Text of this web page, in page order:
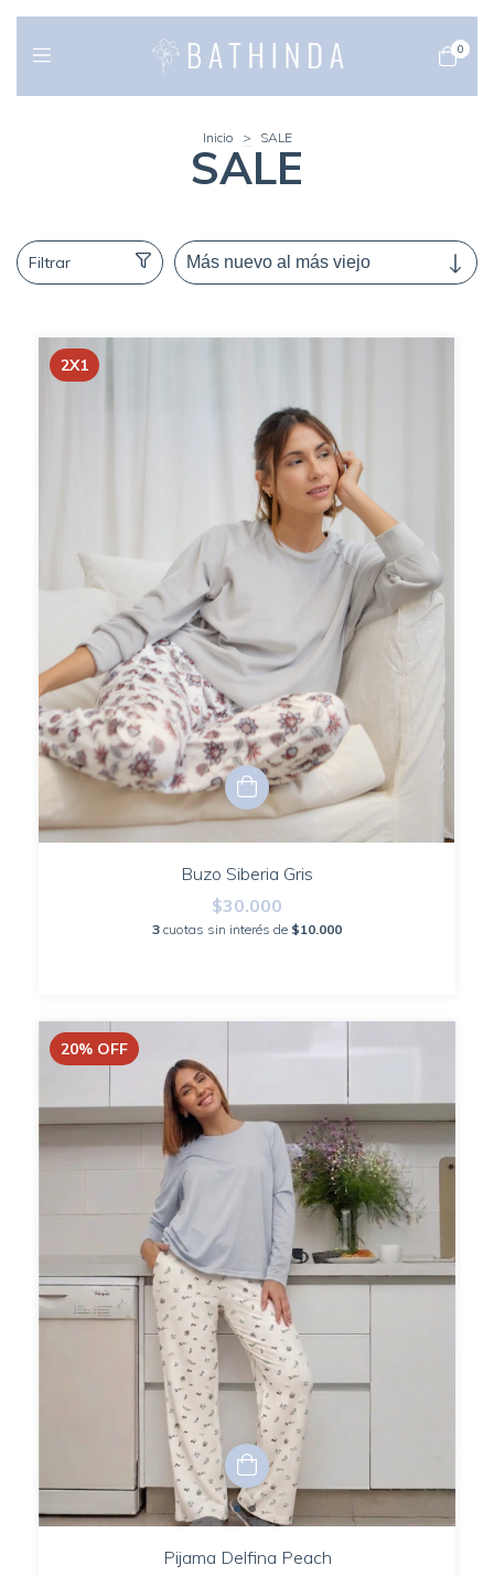
0
Inicio > SALE
SALE
Filtrar
2X1
Buzo Siberia Gris
$30.000
3 cuotas sin interés de $10.000
20% OFF
Pijama Delfina Peach